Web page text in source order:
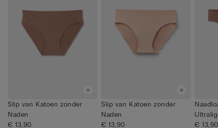
Slip van Katoen zonder
Naden
€ 13,90
Slip van Katoen zonder
Naden
€ 13,90
€ 13,90